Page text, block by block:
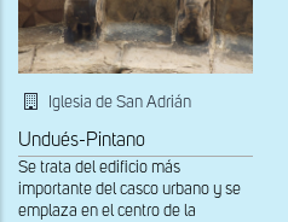
Iglesia de San Adrián
Undués-Pintano
Se trata del edificio más
importante del casco urbano y se
emplaza en el centro de la